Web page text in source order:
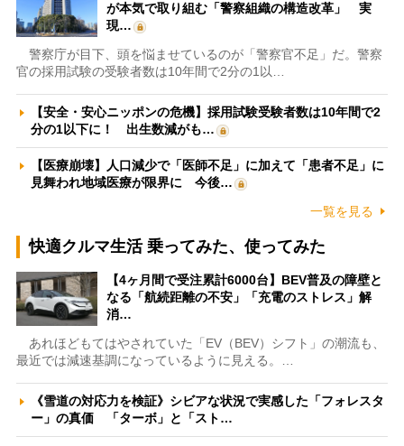
が本気で取り組む「警察組織の構造改革」 実
現…
警察庁が目下、頭を悩ませているのが「警察官不足」だ。警察
官の採用試験の受験者数は10年間で2分の1以…
【安全・安心ニッポンの危機】採用試験受験者数は10年間で2
分の1以下に！ 出生数減がも…
【医療崩壊】人口減少で「医師不足」に加えて「患者不足」に
見舞われ地域医療が限界に 今後…
一覧を見る
快適クルマ生活 乗ってみた、使ってみた
【4ヶ月間で受注累計6000台】BEV普及の障壁と
なる「航続距離の不安」「充電のストレス」解
消…
あれほどもてはやされていた「EV（BEV）シフト」の潮流も、
最近では減速基調になっているように見える。…
《雪道の対応力を検証》シビアな状況で実感した「フォレスタ
ー」の真価 「ターボ」と「スト…